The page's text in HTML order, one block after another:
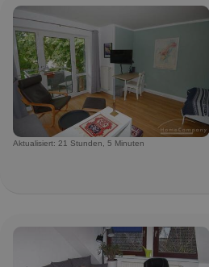
Aktualisiert: 21 Stunden, 5 Minuten